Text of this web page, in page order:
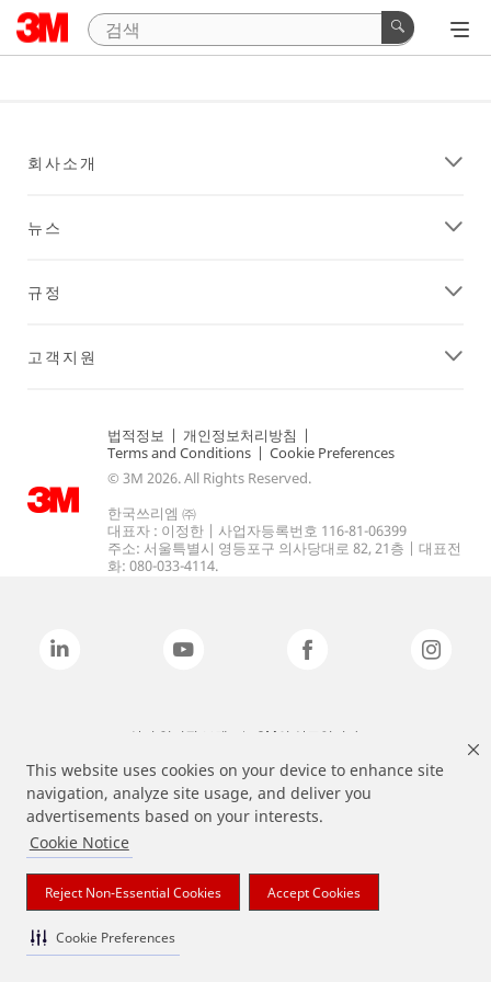
This website uses cookies on your device to enhance site
navigation, analyze site usage, and deliver you
advertisements based on your interests.
Cookie Notice
Reject Non-Essential Cookies Accept Cookies
Cookie Preferences
회사소개
뉴스
규정
고객지원
법적정보 | 개인정보처리방침 |
Terms and Conditions | Cookie Preferences
© 3M 2026. All Rights Reserved.
한국쓰리엠 ㈜
대표자 : 이정한 | 사업자등록번호 116-81-06399
주소: 서울특별시 영등포구 의사당대로 82, 21층 | 대표전
화: 080-033-4114.
상기 열거된 브랜드는 3M의 상표입니다.